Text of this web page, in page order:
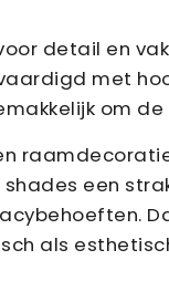
detail en
met
om
een
als